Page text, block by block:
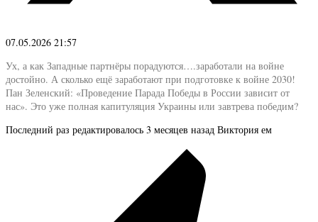
07.05.2026 21:57
Ух, а как Западные партнёры порадуются….заработали на войне
достойно. А сколько ещё заработают при подготовке к войне 2030!
Пан Зеленский: «Проведение Парада Победы в России зависит от
нас». Это уже полная капитуляция Украины или завтрева победим?
Последний раз редактировалось 3 месяцев назад Виктория ем